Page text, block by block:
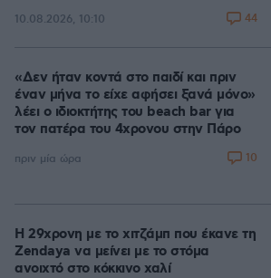
10.08.2026, 10:10 44
«Δεν ήταν κοντά στο παιδί και πριν
έναν μήνα το είχε αφήσει ξανά μόνο»
λέει ο ιδιοκτήτης του beach bar για
τον πατέρα του 4χρονου στην Πάρο
πριν μία ώρα 10
Η 29χρονη με το χιτζάμπ που έκανε τη
Zendaya να μείνει με το στόμα
ανοιχτό στο κόκκινο χαλί